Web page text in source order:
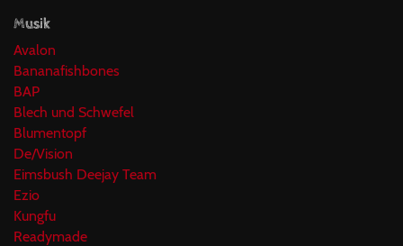
Musik
Avalon
Bananafishbones
BAP
Blech und Schwefel
Blumentopf
De/Vision
Eimsbush Deejay Team
Ezio
Kungfu
Readymade